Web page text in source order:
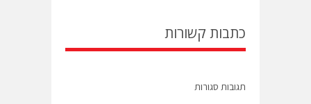
כתבות קשורות
תגובות סגורות